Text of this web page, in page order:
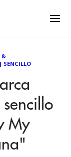
&
| SENCILLO
My